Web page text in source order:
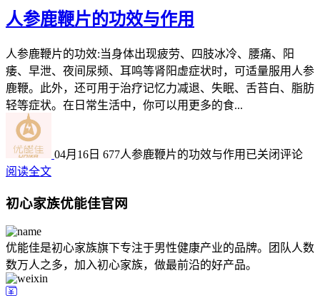
人参鹿鞭片的功效与作用
人参鹿鞭片的功效:当身体出现疲劳、四肢冰冷、腰痛、阳
痿、早泄、夜间尿频、耳鸣等肾阳虚症状时，可适量服用人参
鹿鞭。此外，还可用于治疗记忆力减退、失眠、舌苔白、脂肪
轻等症状。在日常生活中，你可以用更多的食...
04月16日 677人参鹿鞭片的功效与作用 已关闭评论
阅读全文
初心家族优能佳官网
优能佳是初心家族旗下专注于男性健康产业的品牌。团队人数
数万人之多，加入初心家族，做最前沿的好产品。